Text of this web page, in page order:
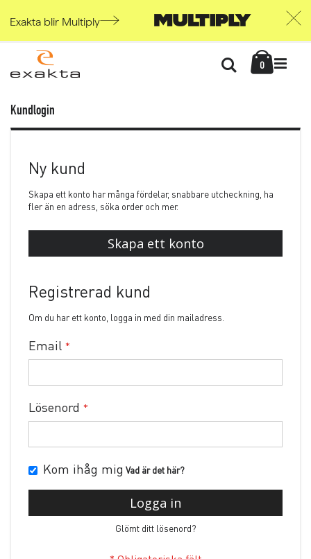
Exakta blir Multiply
Content
0items
Söka
Kundlogin
Ny kund
Skapa ett konto har många fördelar, snabbare utcheckning, ha
fler än en adress, söka order och mer.
Skapa ett konto
Registrerad kund
Om du har ett konto, logga in med din mailadress.
Email
Lösenord
Kom ihåg mig Vad är det här?
Logga in
Glömt ditt lösenord?